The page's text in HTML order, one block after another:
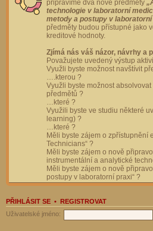
připravíme dva nové předměty
technologie v laboratorní
metody a postupy v
předměty budou přístupné jako
kreditové hodnoty.
Zjímá nás váš názor, návrhy a
Považujete uvedený výstup
Využli byste možnost navštívit
….kterou ?
Využli byste možnost
předmětů ?
…které ?
Využili byste ve studiu některé
learning) ?
…které ?
Měli byste zájem o zpřístupnění
Technicians“ ?
Měli byste zájem o nově
instrumentální a analytické
Měli byste zájem o nově
postupy v laboratorní praxi“ ?
PŘIHLÁSIT SE • REGISTROVAT
Uživatelské jméno: